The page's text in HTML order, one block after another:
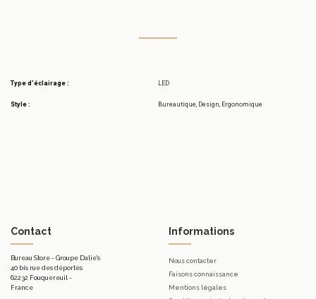
Type d'éclairage : LED
Style : Bureautique, Design, Ergonomique
Contact
Bureau Store - Groupe Dalie's
40 bis rue des déportés
62232 Fouquereuil -
France
Informations
Nous contacter
Faisons connaissance
Mentions légales